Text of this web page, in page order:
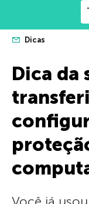
Dicas
Dica da